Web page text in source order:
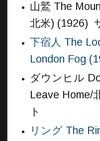
山鷲 The
北米) (1926)
下宿人 The
London Fog
ダウンヒル
Leave Home/
ト
リング The